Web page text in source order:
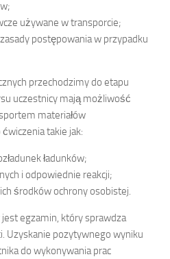
używane w transporcie;
postępowania w przypadku
przechodzimy do etapu
uczestnicy mają możliwość
materiałów
takie jak:
ładunków;
i odpowiednie reakcji;
środków ochrony osobistej.
egzamin, który sprawdza
Uzyskanie pozytywnego wyniku
do wykonywania prac